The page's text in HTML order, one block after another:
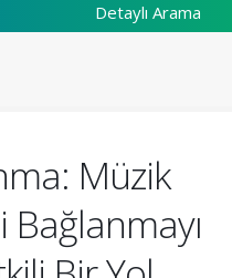
Detaylı Arama
Müzik